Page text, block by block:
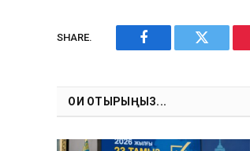
SHARE.
Facebook Twitter
ОҚИ ОТЫРЫҢЫЗ...